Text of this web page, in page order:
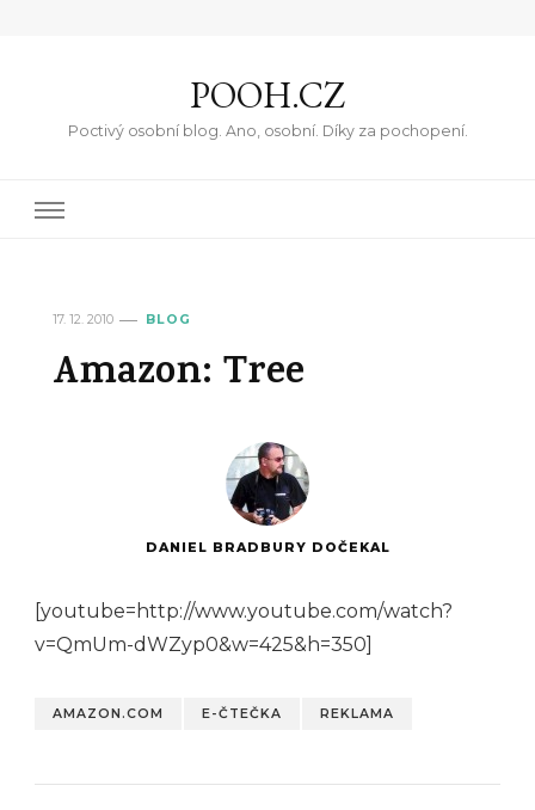
POOH.CZ
Poctivý osobní blog. Ano, osobní. Díky za pochopení.
17. 12. 2010 BLOG
Amazon: Tree
DANIEL BRADBURY DOČEKAL
[youtube=http://www.youtube.com/watch?
v=QmUm-dWZyp0&w=425&h=350]
AMAZON.COM E-ČTEČKA REKLAMA